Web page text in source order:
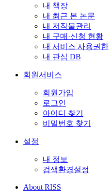
내 책장
내 최근 본 논문
내 저작물관리
내 구매·신청 현황
내 서비스 사용권한
내 관심 DB
회원서비스
회원가입
로그인
아이디 찾기
비밀번호 찾기
설정
내 정보
검색환경설정
About RISS